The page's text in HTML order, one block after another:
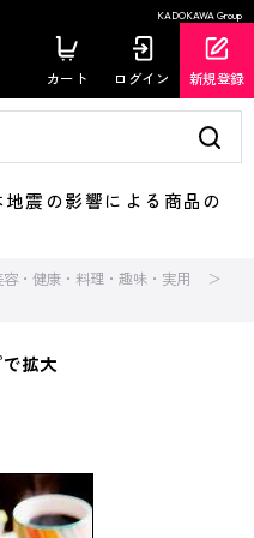
KADOKAWA Group
カート ログイン 新規登録
震の影響による商品の
容・健康・料理・趣味・実用
拡大